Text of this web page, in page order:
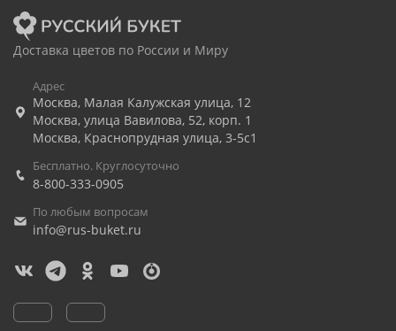
Доставка цветов по России и Миру
Адрес
Москва, Малая Калужская улица, 12
Москва, улица Вавилова, 52, корп. 1
Москва, Краснопрудная улица, 3-5с1
Бесплатно. Круглосуточно
8-800-333-0905
По любым вопросам
info@rus-buket.ru